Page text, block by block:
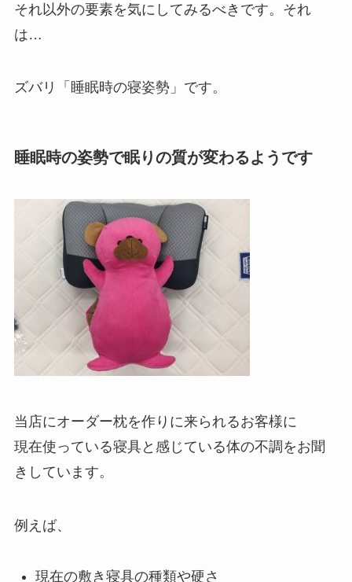
それ以外の要素を気にしてみるべきです。それ
は…
ズバリ「睡眠時の寝姿勢」です。
睡眠時の姿勢で眠りの質が変わるようです
当店にオーダー枕を作りに来られるお客様に
現在使っている寝具と感じている体の不調をお聞
きしています。
例えば、
現在の敷き寝具の種類や硬さ